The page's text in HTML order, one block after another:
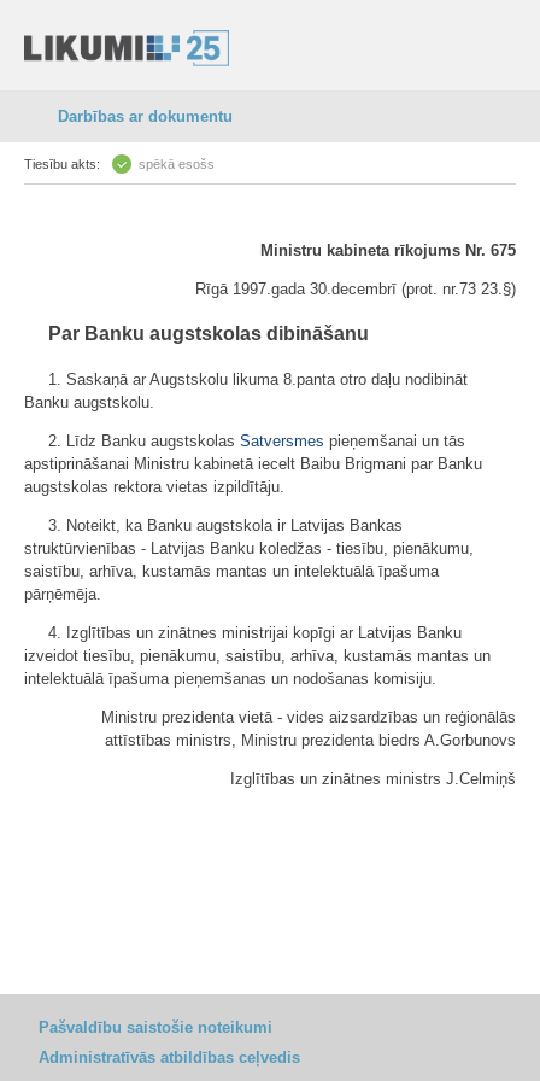
Darbības ar dokumentu
Tiesību akts: spēkā esošs
Ministru kabineta rīkojums Nr. 675
Rīgā 1997.gada 30.decembrī (prot. nr.73 23.§)
Par Banku augstskolas dibināšanu
1. Saskaņā ar Augstskolu likuma 8.panta otro daļu nodibināt
Banku augstskolu.
2. Līdz Banku augstskolas Satversmes pieņemšanai un tās
apstiprināšanai Ministru kabinetā iecelt Baibu Brigmani par Banku
augstskolas rektora vietas izpildītāju.
3. Noteikt, ka Banku augstskola ir Latvijas Bankas
struktūrvienības - Latvijas Banku koledžas - tiesību, pienākumu,
saistību, arhīva, kustamās mantas un intelektuālā īpašuma
pārņēmēja.
4. Izglītības un zinātnes ministrijai kopīgi ar Latvijas Banku
izveidot tiesību, pienākumu, saistību, arhīva, kustamās mantas un
intelektuālā īpašuma pieņemšanas un nodošanas komisiju.
Ministru prezidenta vietā - vides aizsardzības un reģionālās
attīstības ministrs, Ministru prezidenta biedrs A.Gorbunovs
Izglītības un zinātnes ministrs J.Celmiņš
Pašvaldību saistošie noteikumi
Administratīvās atbildības ceļvedis